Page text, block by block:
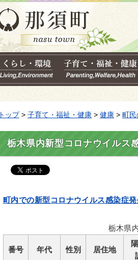
トップ> 子育て・福祉・健康 > 健康 > 町民
栃木県内新型コロナウイルス
町内での新型コロナウイルス感染症
栃木県
番号 年代 性別 居住地